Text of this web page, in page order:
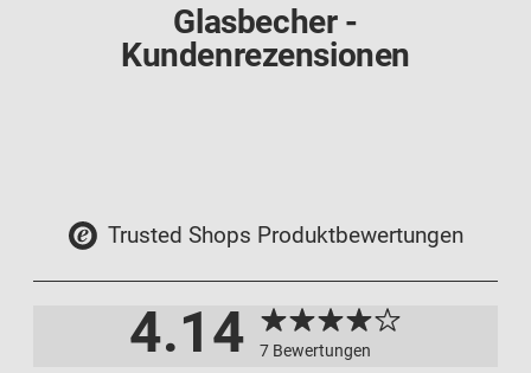
Glasbecher -
Kundenrezensionen
Trusted Shops Produktbewertungen
4.14 7 Bewertungen